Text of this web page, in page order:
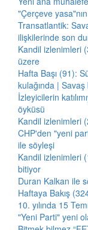
"Çerçeve
Transatlantik:
ilişkilerinde son
Kandil izlenimleri
üzere
Hafta Başı (91):
kulağında |
İzleyicilerin
öyküsü
Kandil izlenimleri
CHP'den "yeni
ile söyleşi
Kandil izlenimleri
bitiyor
Duran Kalkan ile
Haftaya Bakış
10. yılında 15
"Yeni Parti" yeni